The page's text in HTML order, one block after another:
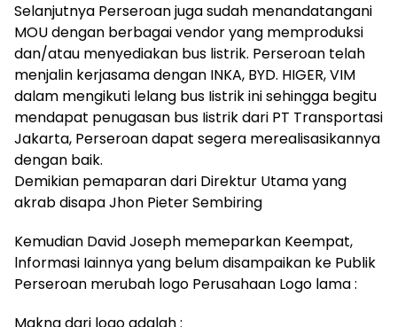
Selanjutnya Perseroan juga sudah menandatangani
MOU dengan berbagai vendor yang memproduksi
dan/atau menyediakan bus listrik. Perseroan telah
menjalin kerjasama dengan INKA, BYD. HIGER, VIM
dalam mengikuti lelang bus Iistrik ini sehingga begitu
mendapat penugasan bus Iistrik dari PT Transportasi
Jakarta, Perseroan dapat segera merealisasikannya
dengan baik.
Demikian pemaparan dari Direktur Utama yang
akrab disapa Jhon Pieter Sembiring
Kemudian David Joseph memeparkan Keempat,
lnformasi Iainnya yang belum disampaikan ke Publik
Perseroan merubah logo Perusahaan Logo lama :